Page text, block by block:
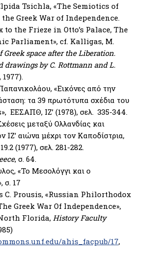
Tsichla, «The Semiotics of
Greek War of Independence.
to the Frieze in Otto’s Palace, The
Parliament», cf. Kalligas, Μ.
Greek space after the Liberation.
drawings by C. Rottmann and L.
«Εικόνες από την
τα 39 πρωτότυπα σχέδια του
ΕΕΣΑΠΘ, ΙΖ’ (1978), σελ. 335-344.
μεταξύ Ολλανδίας και
ΙΖ’ αιώνα μέχρι τον Καποδίστρια,
(1977), σελ. 281-282.
, σ. 64.
«Το Μεσολόγγι και ο
σ. 17
Prousis, «Russian Philorthodox
Greek War Of Independence»,
Florida, History Faculty
ahis_facpub/17,